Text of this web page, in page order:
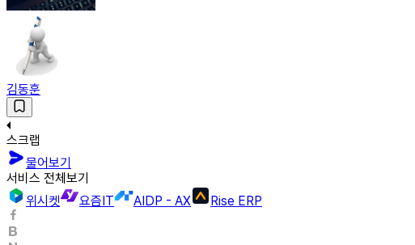
김동훈
스크랩
물어보기
서비스 전체보기
위시켓
요즘IT AIDP - AX Rise ERP